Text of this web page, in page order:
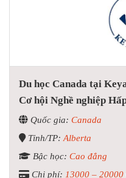
Du học Canada tại
Cơ hội Nghề nghiệp
Quốc gia: Canada
Tỉnh/TP:Alberta
Bậc học: Cao đẳng
Chi phí: 13000 – 20000